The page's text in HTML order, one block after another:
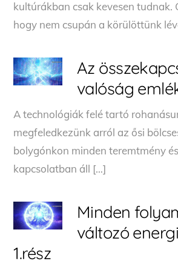
kultúrákban csak kevesen tudnak.
hogy nem csupán a körülöttünk
Az
valóság
A technológiák felé tartó
megfeledkezünk arról az ősi
bolygónkon minden teremtmény
kapcsolatban áll […]
Minden
változó
1.rész